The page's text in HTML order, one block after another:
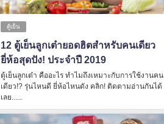
ตู้เย็น
12 ตู้เย็นลูกเต๋ายอดฮิตสำหรับคนเดียว
ยี่ห้อสุดปัง! ประจำปี 2019
ตู้เย็นลูกเต๋า คืออะไร ทำไมถึงเหมาะกับการใช้งานคน
เดียว!? รุ่นไหนดี ยี่ห้อไหนดัง คลิก! ติดตามอ่านกันได้
เลย......